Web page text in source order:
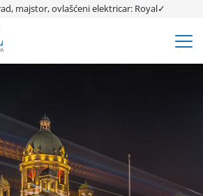
majstor, ovlašćeni elektricar: Royal✓